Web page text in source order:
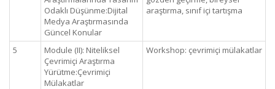
Odaklı Düşünme:Dijital
Medya Araştırmasında
Güncel Konular
araştırma, sınıf içi tartışma
5
Module (II): Niteliksel
Çevrimiçi Araştırma
Yürütme:Çevrimiçi
Mülakatlar
Workshop: çevrimiçi mülakatlar